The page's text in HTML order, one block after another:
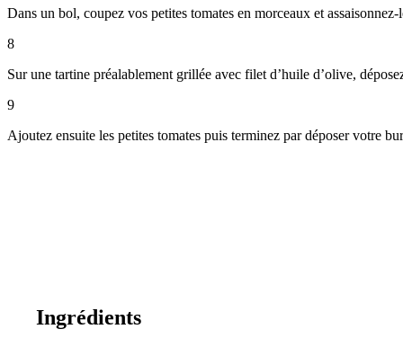
Dans un bol, coupez vos petites tomates en morceaux et
8
Sur une tartine préalablement grillée avec filet d’huile d’olive,
9
Ajoutez ensuite les petites tomates puis terminez par déposer votre
Ingrédients